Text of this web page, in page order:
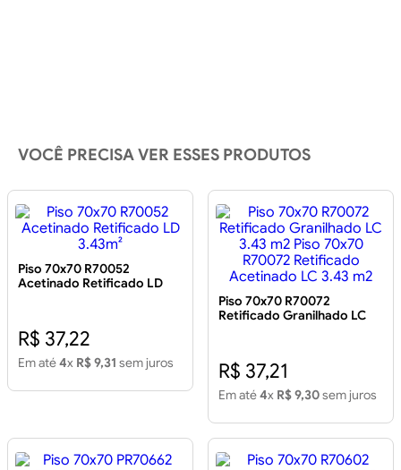
VOCÊ PRECISA VER ESSES PRODUTOS
Piso 70x70 R70052
Acetinado Retificado LD
R$ 37,22
Em até4x R$ 9,31 sem juros
Piso 70x70 R70072
Retificado Granilhado LC
3.43 m2
R$ 37,21
Em até4x R$ 9,30sem juros